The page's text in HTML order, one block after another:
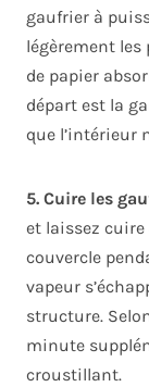
gaufrier à
légèrement
de papier
départ est la
que l’intérieur
5. Cuire les
et laissez
couvercle
vapeur
structure.
minute
croustillant.